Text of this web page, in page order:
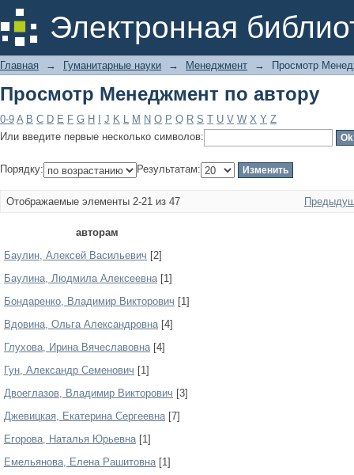
Электронная
Просмотр Менеджмент по автору
Главная → Гуманитарные науки → Менеджмент → Просмотр
Просмотр Менеджмент по автору
0-9 A B C D E F G H J K L M N O P Q R S T U V W X Y Z
Или введите первые несколько символов:
Порядку: Результатам:
Отображаемые элементы 2-21 из 47
авторам
Баулин, Алексей Васильевич [2]
Баулина, Людмила Алексеевна[1]
Бондаренко, Владимир Викторович [1]
Вдовина, Ольга Александровна[4]
Глухова, Ирина Вячеславовна[4]
Гун, Александр Семенович [1]
Двоеглазов, Владимир Викторович [3]
Джевицкая, Екатерина Сергеевна[7]
Егорова, Наталья Юрьевна[1]
Емельянова, Елена Рашитовна[1]